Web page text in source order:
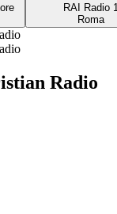
RAI Radio 1
Roma
Radio